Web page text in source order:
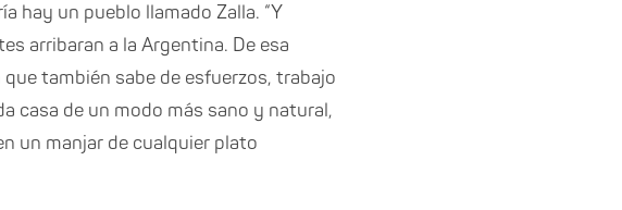
hay un pueblo llamado Zalla. “Y
arribaran a la Argentina. De esa
también sabe de esfuerzos, trabajo
casa de un modo más sano y natural,
un manjar de cualquier plato